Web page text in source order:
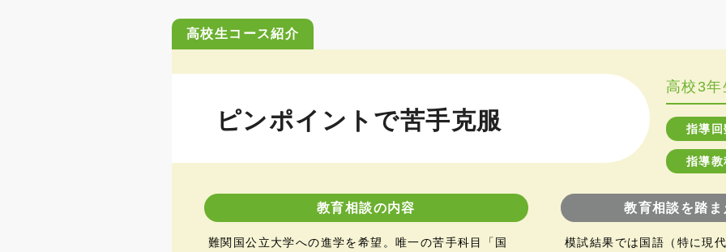
ピンポイントで苦手克服
高校3年
指導回
指導教
高校生コース紹介
教育相談の内容
難関国公立大学への進学を希望。唯一の苦手科目「国
教育相談を踏
模試結果では国語（特に現